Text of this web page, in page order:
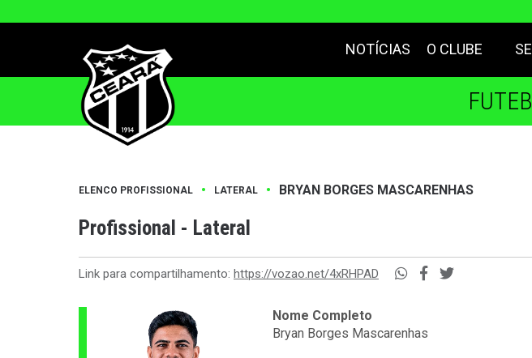
NOTÍCIAS O CLUBE
ELENCO PROFISSIONAL • LATERAL • BRYAN BORGES MASCARENHAS
Profissional - Lateral
Link para compartilhamento: https://vozao.net/4xRHPAD
Nome Completo
Bryan Borges Mascarenhas